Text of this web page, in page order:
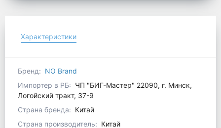
Характеристики
Бренд: NO Brand
Импортер в РБ: ЧП "БИГ-Мастер" 22090, г. Минск,
Логойский тракт, 37-9
Страна бренда: Китай
Страна производитель: Китай